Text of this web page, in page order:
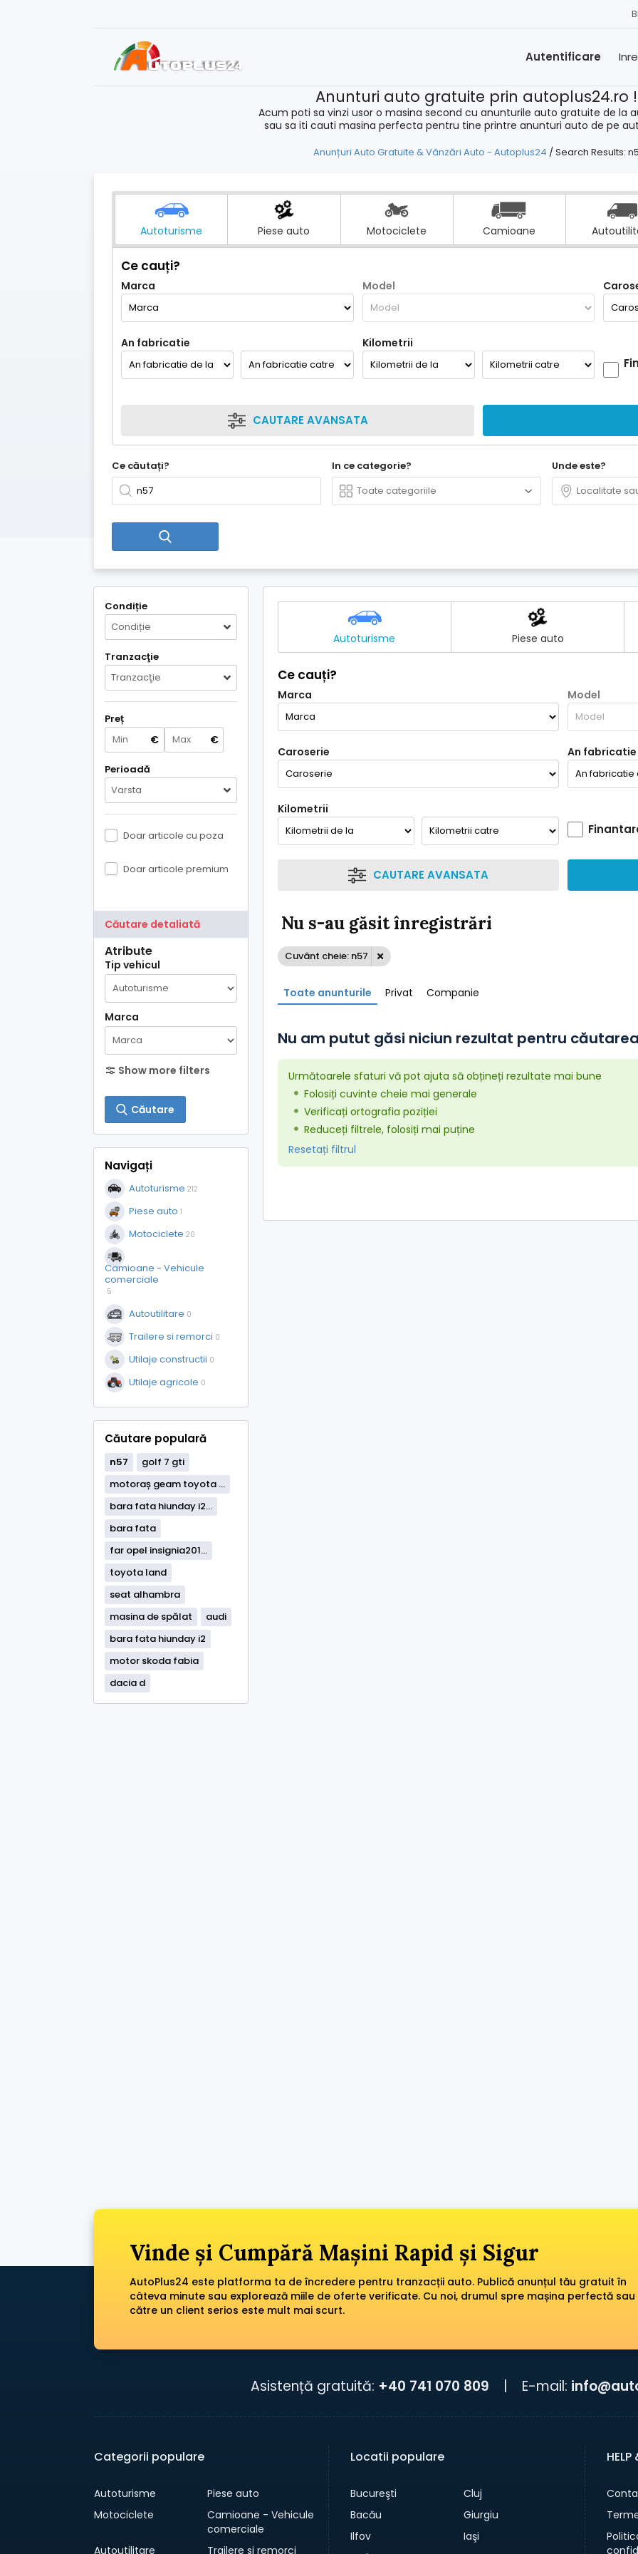
Autentificare
Anunturi auto gratuite prin autoplus24.ro !
Acum poti sa vinzi usor o masina second cu anunturile auto gratuite de la
sau sa iti cauti masina perfecta pentru tine printre anunturi auto de pe
Anunțuri Auto Gratuite & Vânzări Auto - Autoplus24 /Search Results:
Autoturisme Piese auto Motociclete Camioane
Ce cauți?
Marca Model
An fabricatie Kilometrii
CAUTARE AVANSATA
Ce căutați? In ce categorie? Unde este?
Condiție
Condiție
Tranzacţie
Tranzacţie
Preț
€ €
Perioadă
Varsta
Doar articole cu poza
Doar articole premium
Căutare detaliată
Atribute
Tip vehicul
Marca
Show more filters
Căutare
Navigați
Autoturisme 212
Piese auto 1
Motociclete 20
Camioane - Vehicule
comerciale
5
Autoutilitare 0
Trailere si remorci 0
Utilaje constructii 0
Utilaje agricole 0
Căutare populară
n57
golf 7 gti
motoraș geam toyota ...
bara fata hiunday i2...
bara fata
far opel insignia201...
toyota land
seat alhambra
masina de spălat
audi
bara fata hiunday i2
motor skoda fabia
dacia d
Autoturisme Piese auto
Ce cauți?
Marca Model
Caroserie An fabricatie
Kilometrii
CAUTARE AVANSATA
Nu s-au găsit înregistrări
Cuvânt cheie: n57
Toate anunturile Privat Companie
Nu am putut găsi niciun rezultat pentru
Următoarele sfaturi vă pot ajuta să obțineți rezultate mai bune
Folosiți cuvinte cheie mai generale
Verificați ortografia poziției
Reduceți filtrele, folosiți mai puține
Resetați filtrul
Vinde și Cumpără Mașini Rapid și Sigur
AutoPlus24 este platforma ta de încredere pentru tranzacții auto. Publică anunțul tău gratuit în
câteva minute sau explorează miile de oferte verificate. Cu noi, drumul spre mașina perfectă sau
către un client serios este mult mai scurt.
Asistență gratuită: +40 741 070 809 E-mail:
Categorii populare
Autoturisme
Piese auto
Motociclete
Camioane - Vehicule
comerciale
Autoutilitare
Trailere si remorci
Locatii populare
Bucureşti
Cluj
Bacău
Giurgiu
Ilfov
Iaşi
HELP